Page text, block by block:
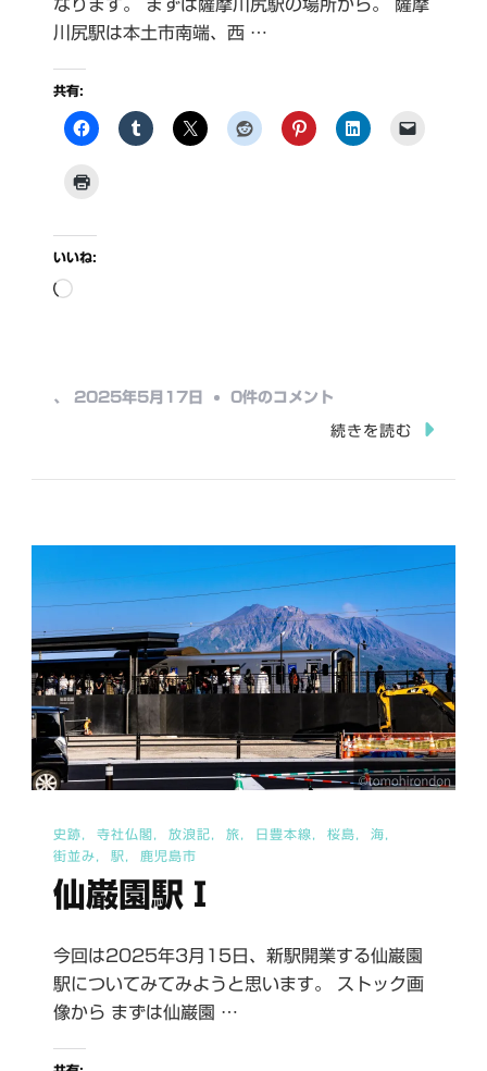
なります。 まずは薩摩川尻駅の場所から。 薩摩
川尻駅は本土市南端、西 …
共有:
いいね:
読
中…
、 2025年5月17日 薩
川
尻
駅)
へ
0件のコメント
続きを読む
史跡 寺社仏閣 放浪記 旅 日豊本線 桜島
海
街並み
駅 鹿児島市
仙巌園駅Ⅰ
今回は2025年3月15日、新駅開業する仙巌園
駅についてみてみようと思います。 ストック画
像から まずは仙巌園 …